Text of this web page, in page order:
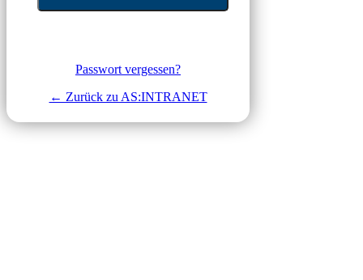
Passwort vergessen?
← Zurück zu AS:INTRANET